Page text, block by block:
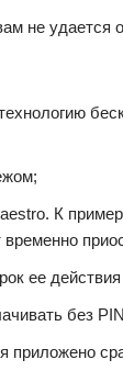
не удается
К
временно
ее действия
без
приложено